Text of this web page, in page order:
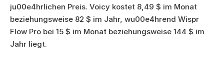
ju00e4hrlichen Preis. Voicy kostet 8,49 $ im Monat
beziehungsweise 82 $ im Jahr, wu00e4hrend Wispr
Flow Pro bei 15 $ im Monat beziehungsweise 144 $ im
Jahr liegt.